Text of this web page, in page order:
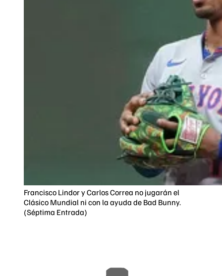
Francisco Lindor y Carlos Correa no jugarán el
Clásico Mundial ni con la ayuda de Bad Bunny.
(Séptima Entrada)